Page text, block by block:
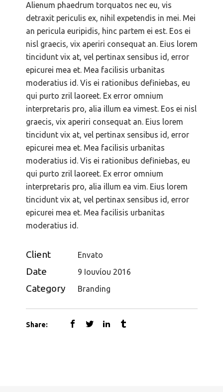
Alienum phaedrum torquatos nec eu, vis
detraxit periculis ex, nihil expetendis in mei. Mei
an pericula euripidis, hinc partem ei est. Eos ei
nisl graecis, vix aperiri consequat an. Eius lorem
tincidunt vix at, vel pertinax sensibus id, error
epicurei mea et. Mea facilisis urbanitas
moderatius id. Vis ei rationibus definiebas, eu
qui purto zril laoreet. Ex error omnium
interpretaris pro, alia illum ea vimest. Eos ei nisl
graecis, vix aperiri consequat an. Eius lorem
tincidunt vix at, vel pertinax sensibus id, error
epicurei mea et. Mea facilisis urbanitas
moderatius id. Vis ei rationibus definiebas, eu
qui purto zril laoreet. Ex error omnium
interpretaris pro, alia illum ea vim. Eius lorem
tincidunt vix at, vel pertinax sensibus id, error
epicurei mea et. Mea facilisis urbanitas
moderatius id.
Client Envato
Date 9 Ιουνίου 2016
Category Branding
Share: